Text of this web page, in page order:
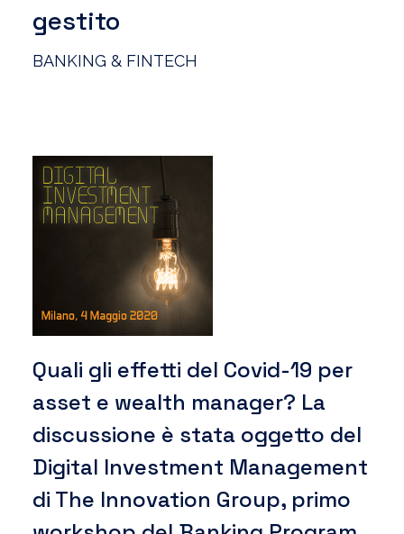
gestito
BANKING & FINTECH
Quali gli effetti del Covid-19 per
asset e wealth manager? La
discussione è stata oggetto del
Digital Investment Management
di The Innovation Group, primo